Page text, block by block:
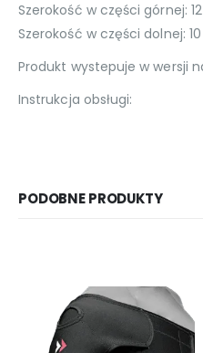
Szerokość w części górnej:
Szerokość w części dolnej:
Produkt wystepuje w wersji
Instrukcja obsługi:
PODOBNE PRODUKTY